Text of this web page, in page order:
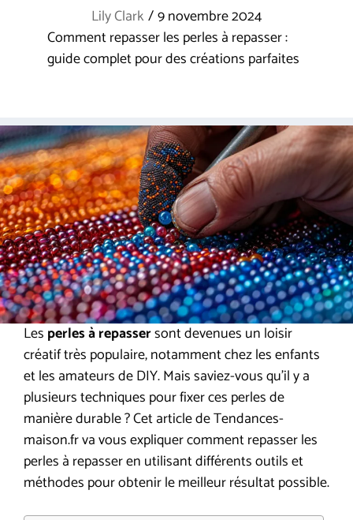
Lily Clark/9 novembre 2024
Comment repasser les perles à repasser :
guide complet pour des créations parfaites
Les perles à repassersont devenues un loisir
créatif très populaire, notamment chez les enfants
et les amateurs de DIY. Mais saviez-vous qu’il y a
plusieurs techniques pour fixer ces perles de
manière durable ? Cet article de Tendances-
maison.fr va vous expliquer comment repasser les
perles à repasser en utilisant différents outils et
méthodes pour obtenir le meilleur résultat possible.